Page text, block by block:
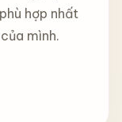
hợp nhất
mình.